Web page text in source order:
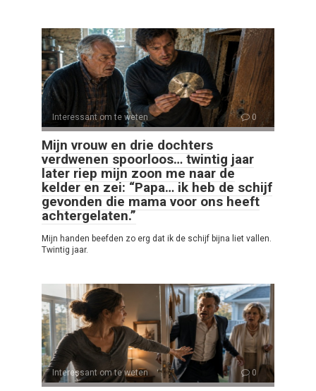
Interessant om te weten 0
Mijn vrouw en drie dochters
verdwenen spoorloos… twintig jaar
later riep mijn zoon me naar de
kelder en zei: “Papa… ik heb de schijf
gevonden die mama voor ons heeft
achtergelaten.”
Mijn handen beefden zo erg dat ik de schijf bijna liet vallen.
Twintig jaar.
Interessant om te weten 0